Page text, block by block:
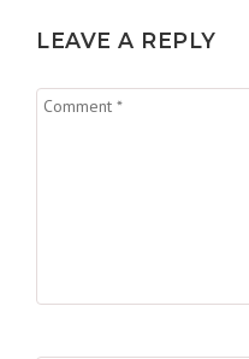
LEAVE A REPLY